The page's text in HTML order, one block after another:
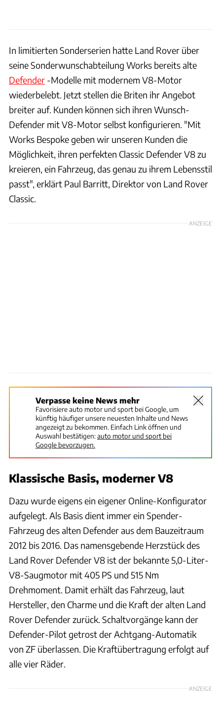
In limitierten Sonderserien hatte Land Rover über
seine Sonderwunschabteilung Works bereits alte
Defender -Modelle mit modernem V8-Motor
wiederbelebt. Jetzt stellen die Briten ihr Angebot
breiter auf. Kunden können sich ihren Wunsch-
Defender mit V8-Motor selbst konfigurieren. "Mit
Works Bespoke geben wir unseren Kunden die
Möglichkeit, ihren perfekten Classic Defender V8 zu
kreieren, ein Fahrzeug, das genau zu ihrem Lebensstil
passt", erklärt Paul Barritt, Direktor von Land Rover
Classic.
ANZEIGE
Verpasse keine News mehr
Favorisiere auto motor und sport bei Google, um
künftig häufiger unsere neuesten Inhalte und News
angezeigt zu bekommen. Einfach Link öffnen und
Auswahl bestätigen:auto motor und sport bei
Google bevorzugen.
Klassische Basis, moderner V8
Dazu wurde eigens ein eigener Online-Konfigurator
aufgelegt. Als Basis dient immer ein Spender-
Fahrzeug des alten Defender aus dem Bauzeitraum
2012 bis 2016. Das namensgebende Herzstück des
Land Rover Defender V8 ist der bekannte 5,0-Liter-
V8-Saugmotor mit 405 PS und 515 Nm
Drehmoment. Damit erhält das Fahrzeug, laut
Hersteller, den Charme und die Kraft der alten Land
Rover Defender zurück. Schaltvorgänge kann der
Defender-Pilot getrost der Achtgang-Automatik
von ZF überlassen. Die Kraftübertragung erfolgt auf
alle vier Räder.
ANZEIGE